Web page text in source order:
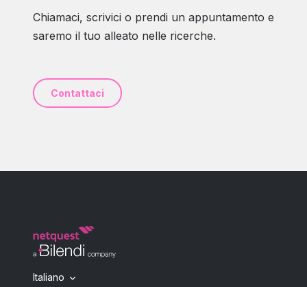
Chiamaci, scrivici o prendi un appuntamento e
saremo il tuo alleato nelle ricerche.
Contattaci
Italiano